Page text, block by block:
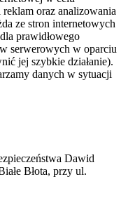
oraz analizowania
ze stron internetowych
prawidłowego
serwerowych w oparciu
jej szybkie działanie).
danych w sytuacji
Dawid
Błota, przy ul.